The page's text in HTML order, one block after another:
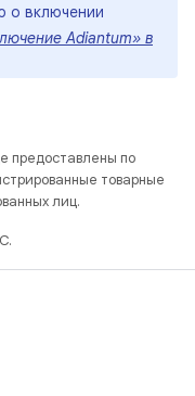
включении
Adiantum» в
предоставлены по
товарные
лиц.